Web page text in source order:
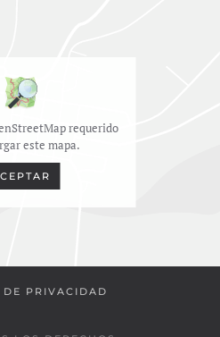
requerido
este mapa.
DE PRIVACIDAD